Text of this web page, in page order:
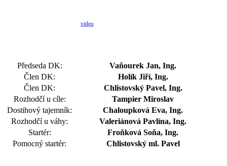
video
Předseda DK:
Vaňourek Jan, Ing.
Člen DK:
Holík Jiří, Ing.
Člen DK:
Chlistovský Pavel, Ing.
Rozhodčí u cíle:
Tampier Miroslav
Dostihový tajemník:
Chaloupková Eva, Ing.
Rozhodčí u váhy:
Valeriánová Pavlína, Ing.
Startér:
Froňková Soňa, Ing.
Pomocný startér:
Chlistovský ml. Pavel